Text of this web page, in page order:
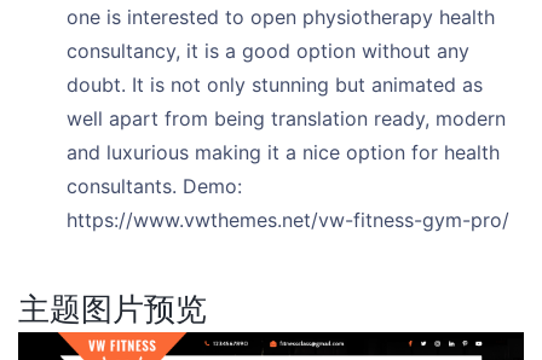
one is interested to open physiotherapy health
consultancy, it is a good option without any
doubt. It is not only stunning but animated as
well apart from being translation ready, modern
and luxurious making it a nice option for health
consultants. Demo:
https://www.vwthemes.net/vw-fitness-gym-pro/
主题图片预览